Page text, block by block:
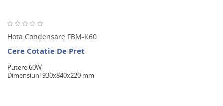
Hota Condensare FBM-K60
Cere Cotatie De Pret
Putere 60W
Dimensiuni 930x840x220 mm